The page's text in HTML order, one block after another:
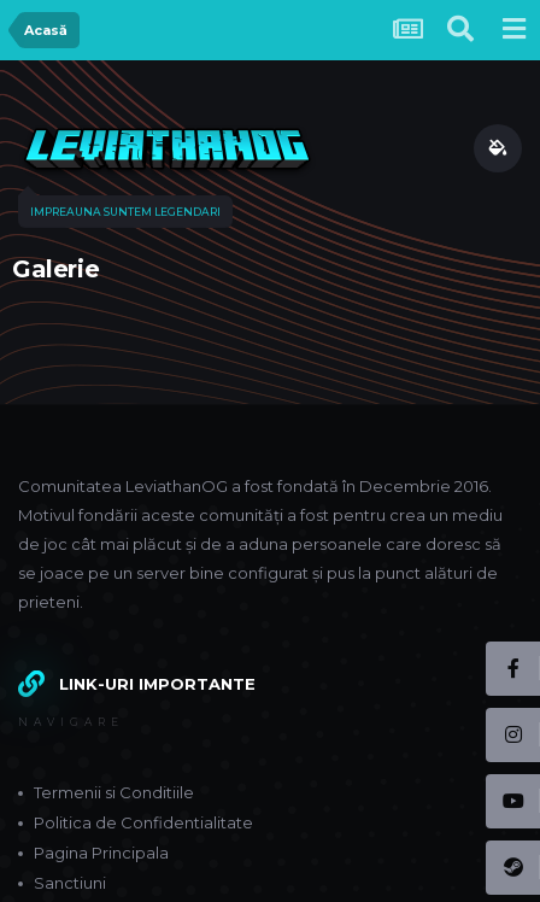
Acasă
IMPREAUNA SUNTEM LEGENDARI
Galerie
Comunitatea LeviathanOG a fost fondată în Decembrie 2016.
Motivul fondării aceste comunități a fost pentru crea un mediu
de joc cât mai plăcut și de a aduna persoanele care doresc să
se joace pe un server bine configurat și pus la punct alături de
prieteni.
LINK-URI IMPORTANTE
NAVIGARE
Termenii si Conditiile
Politica de Confidentialitate
Pagina Principala
Sanctiuni